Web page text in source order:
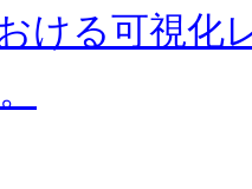
ける可視化